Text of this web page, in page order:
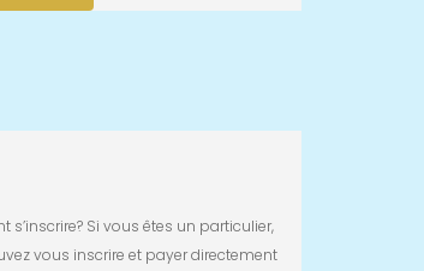
s’inscrire? Si vous êtes un particulier,
vous inscrire et payer directement